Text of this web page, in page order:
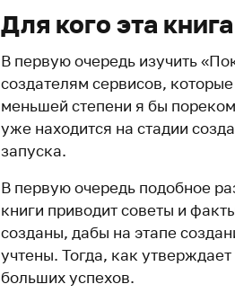
Для кого эта книга
В первую очередь изучить
создателям сервисов,
меньшей степени я бы
уже находится на стадии
запуска.
В первую очередь подобное
книги приводит советы и
созданы, дабы на этапе
учтены. Тогда, как
больших успехов.